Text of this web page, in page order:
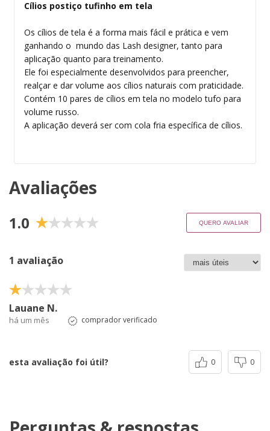
Cílios postiço tufinho em tela
Os cílios de tela é a forma mais fácil e prática e vem
ganhando o mundo das Lash designer, tanto para
aplicação quanto para treinamento.
Ele foi especialmente desenvolvidos para preencher,
realçar e dar volume aos cílios naturais com praticidade.
Contém 10 pares de cílios em tela no modelo tufo para
volume russo.
A aplicação deverá ser com cola fria específica de cílios.
Avaliações
1.0 QUERO AVALIAR
1 avaliação
Lauane N.
há um mês comprador verificado
esta avaliação foi útil? 0 0